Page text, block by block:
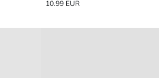
10.99 EUR